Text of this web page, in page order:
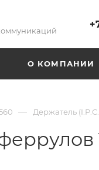
О КОМПАНИИ
— Держатель